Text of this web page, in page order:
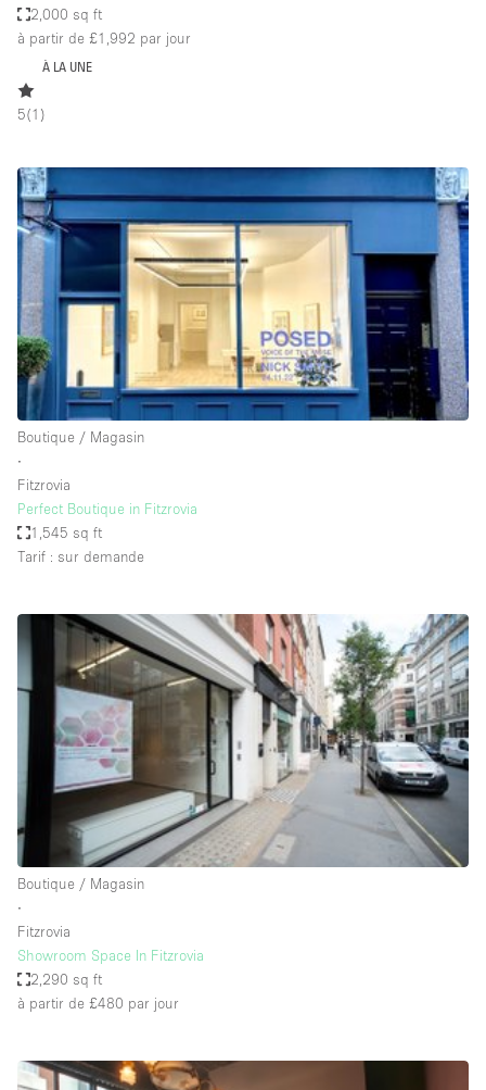
Bateau
Camion / Fourgon
Commerce
Container
Entrepôt / Espace Stockage / Box
Espace Atypique / Unique
Espace Créatif
Espace Publicitaire
Galerie d'art
Kiosque / Stand / Corner
Lobby / Accueil
Restaurant / Bar / Café
Rooftop
Salle
Salle de Conférence
Salle de Réunion
Salon / Festival
Salon Beauté / Coiffure
Étal de Marché
Accès aux handicapés
2,000 sq ft
à partir de £1,992 par jour
À LA UNE
5(1 )
Boutique / Magasin
∙
Fitzrovia
Perfect Boutique in Fitzrovia
1,545 sq ft
Tarif : sur demande
Boutique / Magasin
∙
Fitzrovia
Showroom Space In Fitzrovia
2,290 sq ft
à partir de £480 par jour